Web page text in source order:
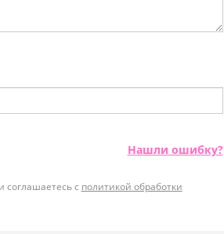
Нашли ошибку?
соглашаетесь с политикой обработки